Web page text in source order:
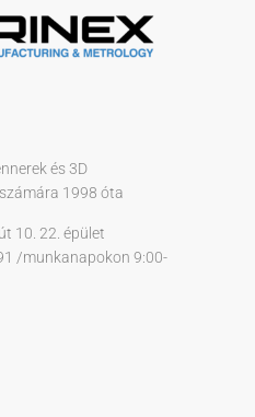
és 3D
1998 óta
10. 22. épület
/munkanapokon 9:00-